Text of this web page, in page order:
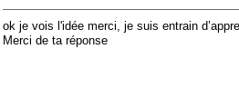
ok je vois l'idée merci, je suis entrain
Merci de ta réponse